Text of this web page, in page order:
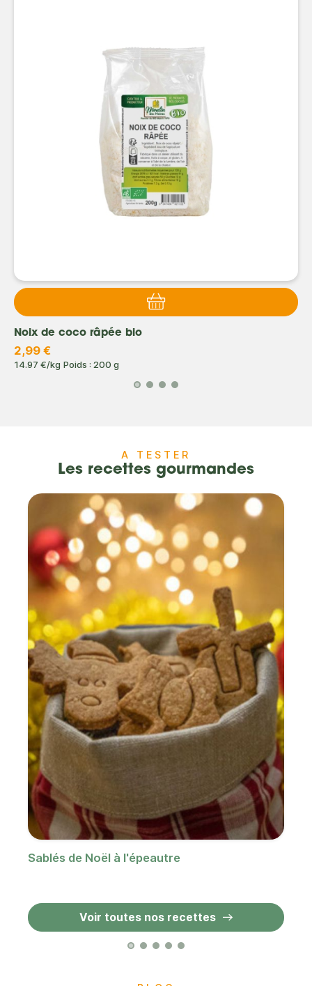
Noix de coco râpée bio
2,99 €
14.97 €/kg Poids : 200 g
A TESTER
Les recettes gourmandes
Sablés de Noël à l'épeautre
Voir toutes nos recettes